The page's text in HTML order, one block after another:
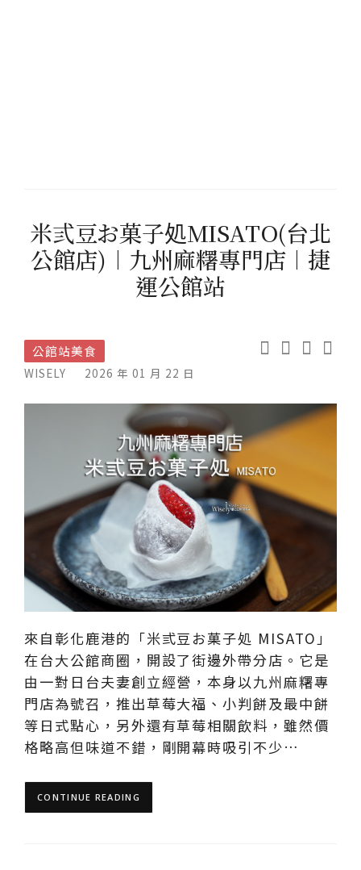
米弎豆お菓子処MISATO(台北
公館店)︱九州麻糬專門店︱捷
運公館站
公館站美食
WISELY 2026 年 01 月 22 日
來自彰化鹿港的「米弎豆お菓子処 MISATO」
在台大公館商圈，開設了街邊外帶分店。它是
由一對日台夫妻創立經營，本身以九州麻糬專
門店為號召，推出草莓大福、小判餅及最中餅
等日式點心，另外還有草莓相關飲料，雖然價
格略高但味道不錯，剛開幕時吸引不少…
CONTINUE READING